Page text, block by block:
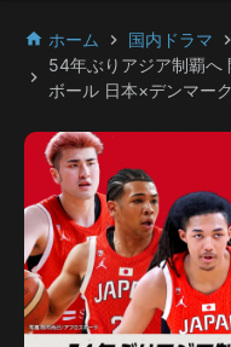
home ホーム chevron_right 国内ドラマ chevron_right
chevron_right
54年ぶりアジア制覇へ
ボール 日本×デンマーク